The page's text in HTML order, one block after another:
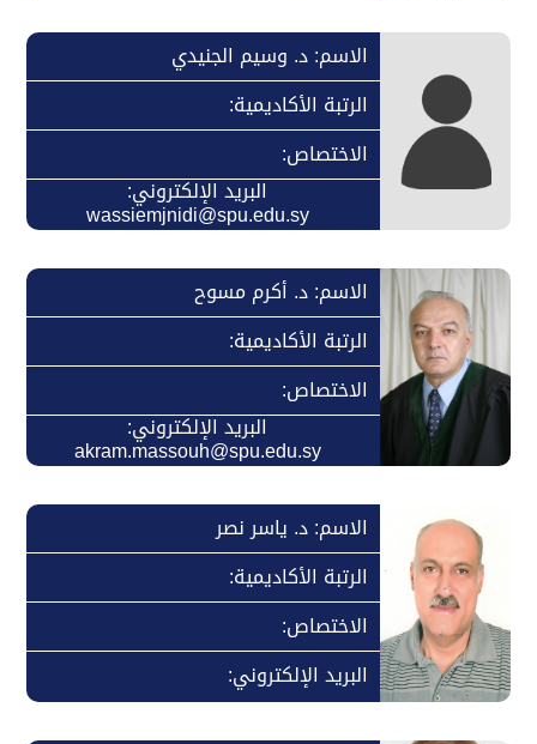
الاسم: د. وسيم الجنيدي
الرتبة الأكاديمية:
الاختصاص:
البريد الإلكتروني:
wassiemjnidi@spu.edu.sy
الاسم: د. أكرم مسوح
الرتبة الأكاديمية:
الاختصاص:
البريد الإلكتروني:
akram.massouh@spu.edu.sy
الاسم: د. ياسر نصر
الرتبة الأكاديمية:
الاختصاص:
البريد الإلكتروني: